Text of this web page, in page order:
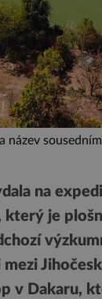
název
na
je
v Dakaru,